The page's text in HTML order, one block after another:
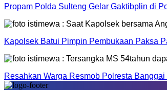
Propam Polda Sulteng Gelar Gaktibplin di
Kapolsek Batui Pimpin Pembukaan Paksa
Resahkan Warga Resmob Polresta